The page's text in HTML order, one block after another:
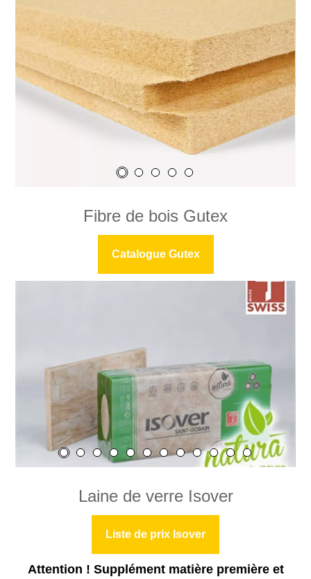
Fibre de bois Gutex
Catalogue Gutex
Laine de verre Isover
Liste de prix Isover
Attention ! Supplément matière première et